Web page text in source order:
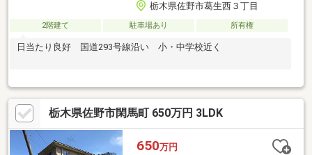
栃木県佐野市葛生西３丁目
2階建て 駐車場あり 所有権
日当たり良好 国道293号線沿い 小・中学校近く
栃木県佐野市閑馬町 650万円 3LDK
650万円